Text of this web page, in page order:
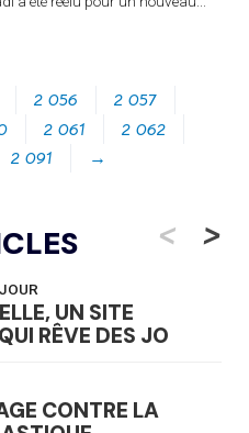
2 056
2 057
2 061
2 062
2 091 →
<
UN SITE
RÊVE DES JO
CONTRE LA
>